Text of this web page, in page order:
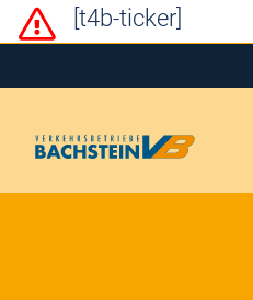
[t4b-ticker]